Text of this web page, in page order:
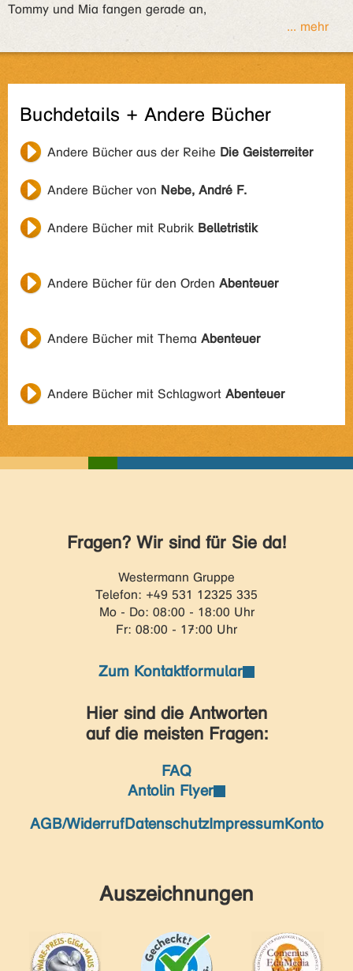
Tommy und Mia fangen gerade an,
... mehr
Buchdetails + Andere Bücher
Andere Bücher aus der Reihe Die Geisterreiter
Andere Bücher von Nebe, André F.
Andere Bücher mit Rubrik Belletristik
Andere Bücher für den Orden Abenteuer
Andere Bücher mit Thema Abenteuer
Andere Bücher mit Schlagwort Abenteuer